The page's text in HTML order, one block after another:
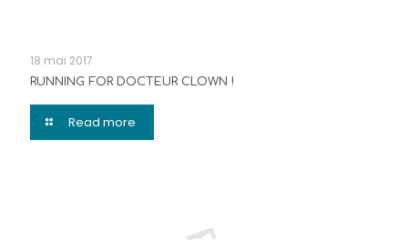
18 mai 2017
RUNNING FOR DOCTEUR CLOWN !
Read more